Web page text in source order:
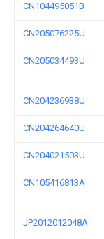
CN104495051B
CN205076225U
CN205034493U
CN204236938U
CN204264640U
CN204021503U
CN105416813A
JP2012012048A